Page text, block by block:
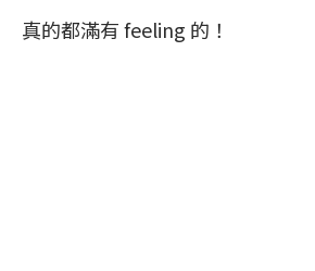
真的都滿有 feeling 的！